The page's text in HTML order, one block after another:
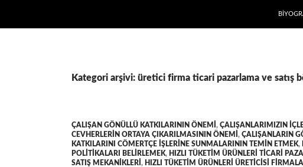
Kategori arşivi: üretici firma ticari pazarlama ve satış
ÇALIŞAN GÖNÜLLÜ KATKILARININ ÖNEMI , ÇALIŞANLARIMIZIN
CEVHERLERIN ORTAYA ÇIKARILMASININ ÖNEMI , ÇALIŞANLARIN
KATKILARINI CÖMERTÇE IŞLERINE SUNMALARININ TEMIN ETMEK,
POLITIKALARI BELIRLEMEK, HIZLI TÜKETIM ÜRÜNLERI TICARI
SATIŞ MEKANIKLERI , HIZLI TÜKETIM ÜRÜNLERI ÜRETICISI